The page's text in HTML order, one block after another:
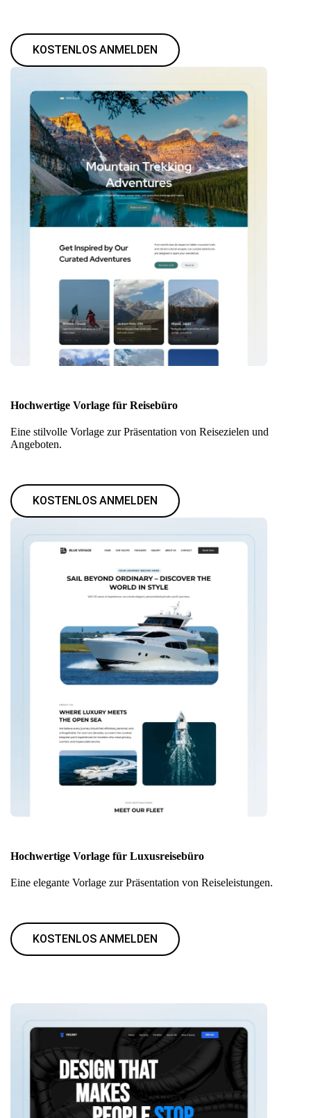
KOSTENLOS ANMELDEN
Hochwertige Vorlage für Reisebüro
Eine stilvolle Vorlage zur Präsentation von Reisezielen und
Angeboten.
KOSTENLOS ANMELDEN
Hochwertige Vorlage für Luxusreisebüro
Eine elegante Vorlage zur Präsentation von Reiseleistungen.
KOSTENLOS ANMELDEN